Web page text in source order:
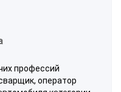
профессий
оператор